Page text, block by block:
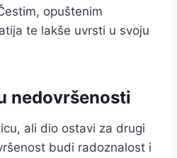
opuštenim
te lakše uvrsti u svoju
nedovršenosti
ali dio ostavi za drugi
budi radoznalost i